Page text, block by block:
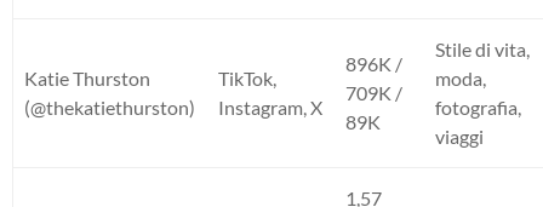
Katie Thurston
(@thekatiethurston)
TikTok,
Instagram, X
896K /
709K /
89K
Stile di vita,
moda,
fotografia,
viaggi
1,57